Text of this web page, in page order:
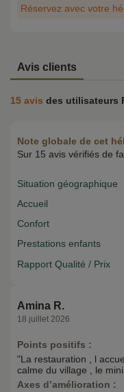
Réservez avec votre
Avis clients
15 avis des utilisateurs
Note globale de cet
Sur 15 avis vérifiés de
Situation géographique
Accueil
Confort
Prestations enfants
Rapport Qualité / Prix
Amina R.
18 juillet 2026
Points positifs :
"La restauration , l
calme du village , le
Axes d’amélioration :